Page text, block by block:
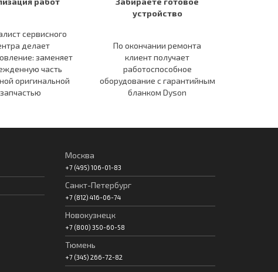
сервисного
делает
заменяет
часть
оригинальной
запчастью
устройство
По окончании ремонта
клиент получает
работоспособное
оборудование c гарантийным
бланком Dyson
Москва
+7 (495) 106-01-83
Санкт-Петербург
+7 (812) 416-06-74
Новокузнецк
+7 (800) 350-60-58
Тюмень
+7 (345) 266-72-82